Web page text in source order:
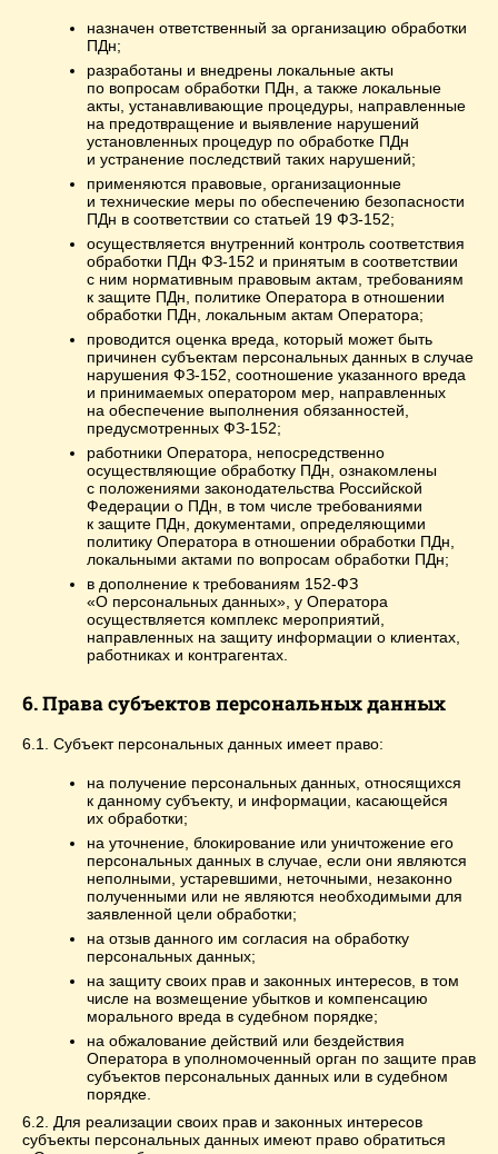
назначен ответственный за организацию обработки
ПДн;
разработаны и внедрены локальные акты
по вопросам обработки ПДн, а также локальные
акты, устанавливающие процедуры, направленные
на предотвращение и выявление нарушений
установленных процедур по обработке ПДн
и устранение последствий таких нарушений;
применяются правовые, организационные
и технические меры по обеспечению безопасности
ПДн в соответствии со статьей 19 ФЗ-152;
осуществляется внутренний контроль соответствия
обработки ПДн ФЗ-152 и принятым в соответствии
с ним нормативным правовым актам, требованиям
к защите ПДн, политике Оператора в отношении
обработки ПДн, локальным актам Оператора;
проводится оценка вреда, который может быть
причинен субъектам персональных данных в случае
нарушения ФЗ-152, соотношение указанного вреда
и принимаемых оператором мер, направленных
на обеспечение выполнения обязанностей,
предусмотренных ФЗ-152;
работники Оператора, непосредственно
осуществляющие обработку ПДн, ознакомлены
с положениями законодательства Российской
Федерации о ПДн, в том числе требованиями
к защите ПДн, документами, определяющими
политику Оператора в отношении обработки ПДн,
локальными актами по вопросам обработки ПДн;
в дополнение к требованиям 152-ФЗ
«О персональных данных», у Оператора
осуществляется комплекс мероприятий,
направленных на защиту информации о клиентах,
работниках и контрагентах.
6. Права субъектов персональных данных
6.1. Субъект персональных данных имеет право:
на получение персональных данных, относящихся
к данному субъекту, и информации, касающейся
их обработки;
на уточнение, блокирование или уничтожение его
персональных данных в случае, если они являются
неполными, устаревшими, неточными, незаконно
полученными или не являются необходимыми для
заявленной цели обработки;
на отзыв данного им согласия на обработку
персональных данных;
на защиту своих прав и законных интересов, в том
числе на возмещение убытков и компенсацию
морального вреда в судебном порядке;
на обжалование действий или бездействия
Оператора в уполномоченный орган по защите прав
субъектов персональных данных или в судебном
порядке.
6.2. Для реализации своих прав и законных интересов
субъекты персональных данных имеют право обратиться